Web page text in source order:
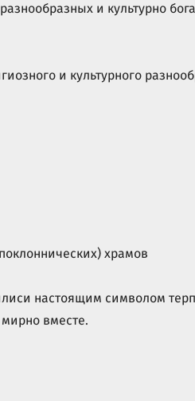
и культурно
и культурного
храмов
настоящим символом
вместе.